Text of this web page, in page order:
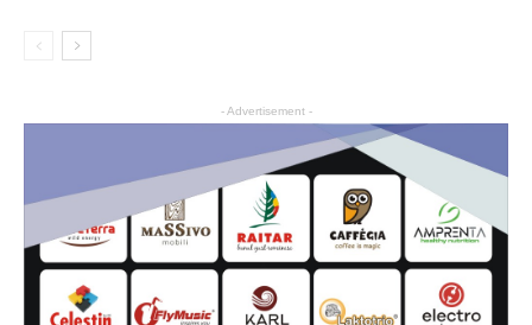
- Advertisement -